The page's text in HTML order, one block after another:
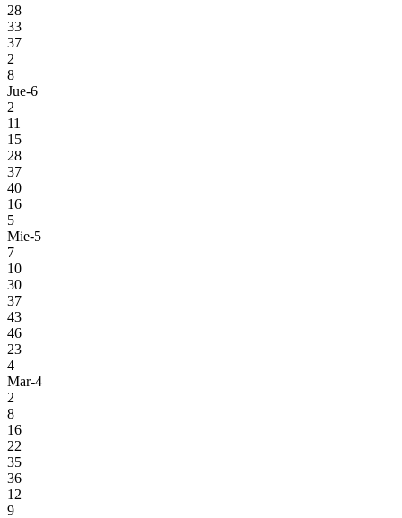
28
33
37
2
8
Jue-6
2
11
15
28
37
40
16
5
Mie-5
7
10
30
37
43
46
23
4
Mar-4
2
8
16
22
35
36
12
9